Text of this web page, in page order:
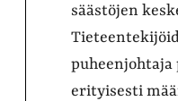
säästöjen
puheenjohtaja
erityisesti